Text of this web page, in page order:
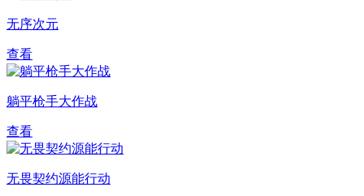
无序次元
查看
躺平枪手大作战
查看
无畏契约源能行动